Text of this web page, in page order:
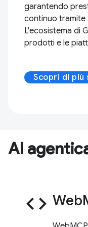
garantendo
continuo tramite
L'ecosistema di
prodotti e le
Scopri di più
AI
code